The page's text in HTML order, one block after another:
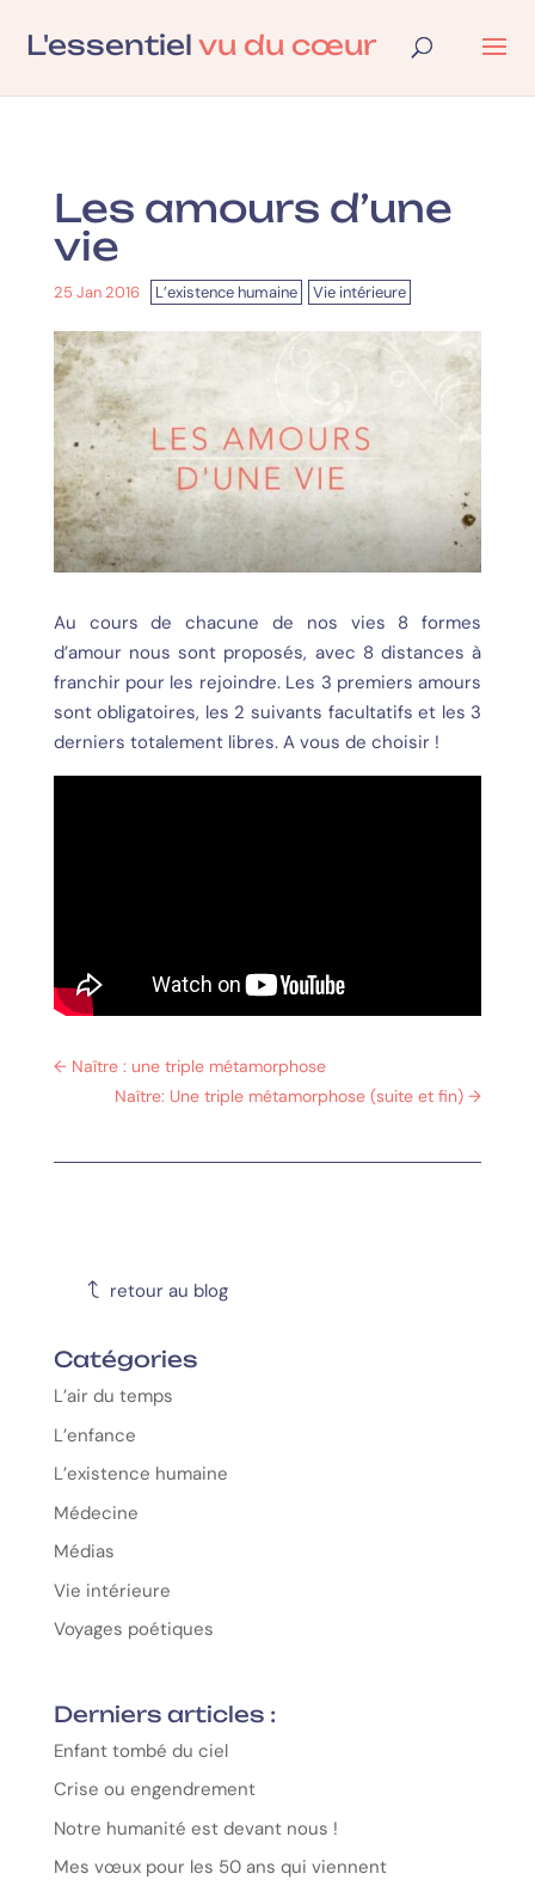
L'essentiel vu du cœur
Les amours d’une
vie
25 Jan 2016| L’existence humaine Vie intérieure
Au cours de chacune de nos vies 8 formes
d’amour nous sont proposés, avec 8 distances à
franchir pour les rejoindre. Les 3 premiers amours
sont obligatoires, les 2 suivants facultatifs et les 3
derniers totalement libres. A vous de choisir !
← Naître : une triple métamorphose
Naître: Une triple métamorphose (suite et fin) →
J retour au blog
Catégories
L’air du temps
L’enfance
L’existence humaine
Médecine
Médias
Vie intérieure
Voyages poétiques
Derniers articles :
Enfant tombé du ciel
Crise ou engendrement
Notre humanité est devant nous !
Mes vœux pour les 50 ans qui viennent